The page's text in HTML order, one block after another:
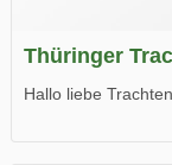
Thüringer
Hallo liebe